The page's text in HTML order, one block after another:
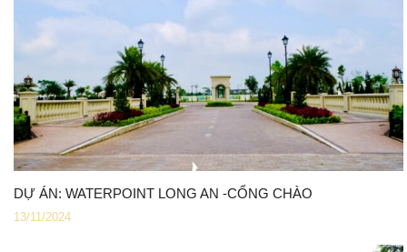
DỰ ÁN: WATERPOINT LONG AN -CỔNG CHÀO
13/11/2024